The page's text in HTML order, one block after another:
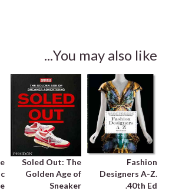
You may also like...
Fashion
Designers A-Z.
40th Ed.
Soled Out: The
Golden Age of
Sneaker